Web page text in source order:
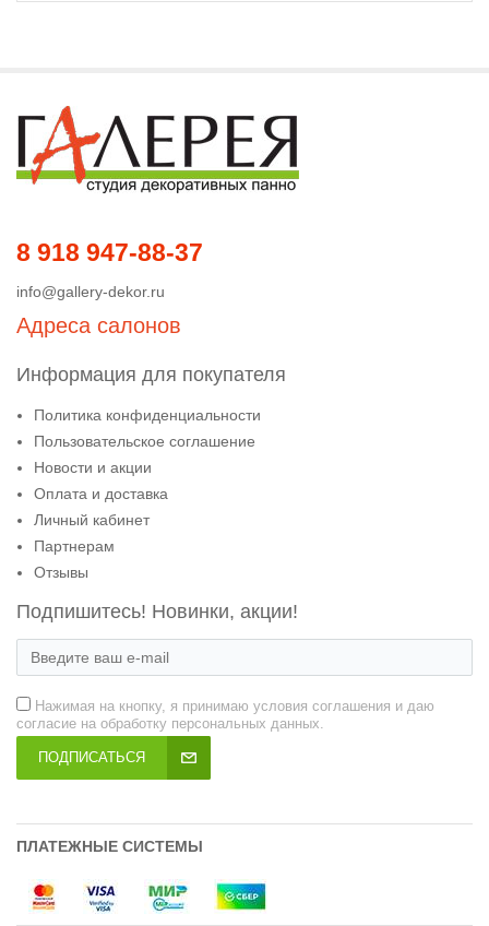
8 918 947-88-37
info@gallery-dekor.ru
Адреса салонов
Информация для покупателя
Политика конфиденциальности
Пользовательское соглашение
Новости и акции
Оплата и доставка
Личный кабинет
Партнерам
Отзывы
Подпишитесь! Новинки, акции!
Нажимая на кнопку, я принимаю условия соглашения и даю
согласие на обработку персональных данных.
ПОДПИСАТЬСЯ
ПЛАТЕЖНЫЕ СИСТЕМЫ